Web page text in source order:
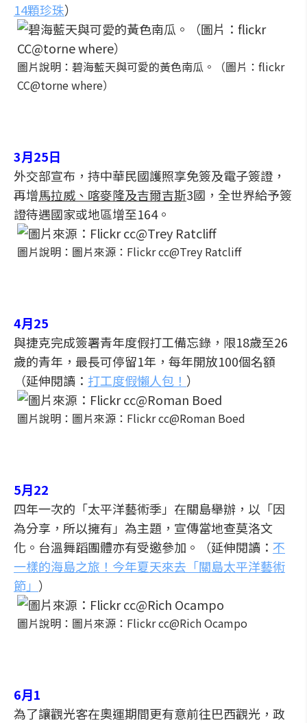
14顆珍珠）
圖片說明：碧海藍天與可愛的黃色南瓜。（圖片：flickr
CC@torne where）
3月25日
外交部宣布，持中華民國護照享免簽及電子簽證，
再增馬拉威、喀麥隆及吉爾吉斯3國，全世界給予簽
證待遇國家或地區增至164。
圖片說明：圖片來源：Flickr cc@Trey Ratcliff
4月25
與捷克完成簽署青年度假打工備忘錄，限18歲至26
歲的青年，最長可停留1年，每年開放100個名額
（延伸閱讀： 打工度假懶人包！ ）
圖片說明：圖片來源：Flickr cc@Roman Boed
5月22
四年一次的「太平洋藝術季」在關島舉辦，以「因
為分享，所以擁有」為主題，宣傳當地查莫洛文
化。台溫舞蹈團體亦有受邀參加。（延伸閱讀： 不
一樣的海島之旅！今年夏天來去「關島太平洋藝術
節」 ）
圖片說明：圖片來源：Flickr cc@Rich Ocampo
6月1
為了讓觀光客在奧運期間更有意前往巴西觀光，政